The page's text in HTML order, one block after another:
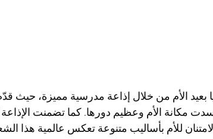
بعيد الأم من خلال إذاعة مدرسية مميزة، حيث
مكانة الأم وعظيم دورها. كما تضمنت
للأم بأساليب متنوعة تعكس عالمية هذا